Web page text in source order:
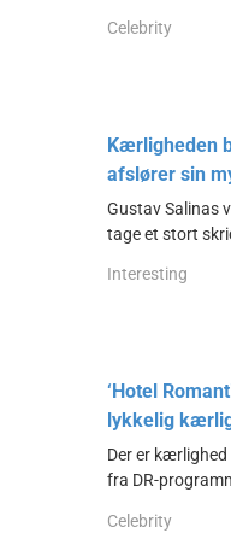
Celebrity
Kærligheden
afslører sin
Gustav Salinas
tage et stort
Interesting
‘Hotel
lykkelig
Der er
fra DR-
Celebrity